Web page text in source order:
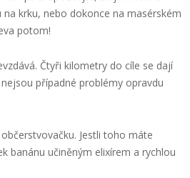
krku, nebo dokonce na masérském
potom!
Čtyři kilometry do cíle se dají
případné problémy opravdu
Jestli toho máte
banánu učiněným elixírem a rychlou